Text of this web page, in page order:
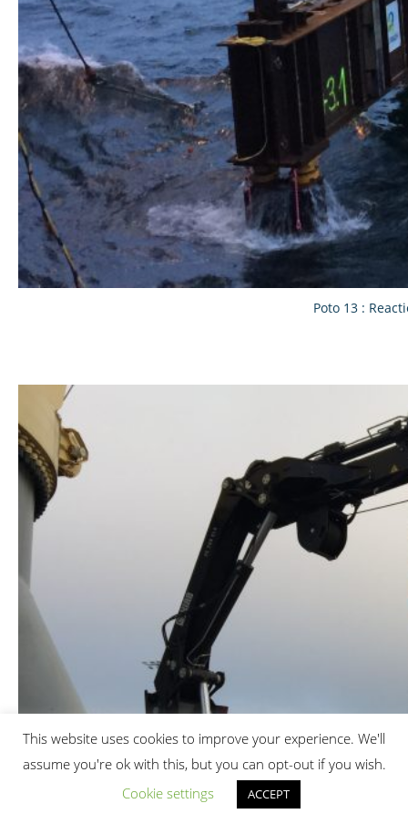
Poto 13 :
This website uses cookies to improve your experience. We'll
assume you're ok with this, but you can opt-out if you wish.
Cookie settings
ACCEPT